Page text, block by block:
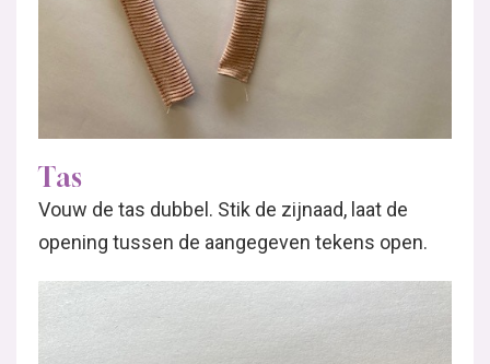
Tas
Vouw de tas dubbel. Stik de zijnaad, laat de
opening tussen de aangegeven tekens open.